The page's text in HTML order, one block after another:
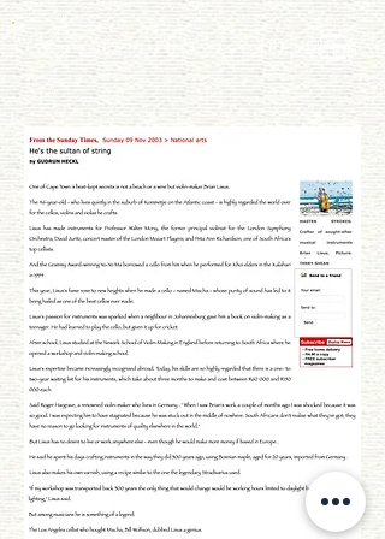
ブライアン・リサス - バイオリン製作者